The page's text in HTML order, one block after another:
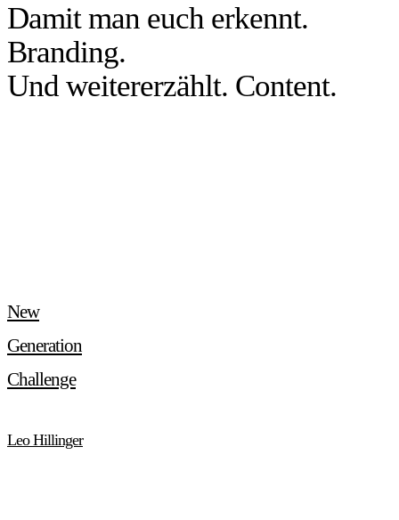
Damit man euch erkennt.
Branding.
Und weitererzählt. Content.
New
Generation
Challenge
Leo Hillinger